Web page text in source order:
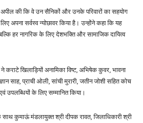
की कि वे उन सैनिकों और उनके परिवारों का सहयोग
अपना सर्वस्व न्योछावर किया है। उन्होंने कहा कि यह
हर नागरिक के लिए देशभक्ति और सामाजिक दायित्व
कराटे खिलाड़ियों अनामिका विष्ट, अभिषेक कुवर, भावना
साह, प्राची ओली, सांची मुरारी, जतीन जोशी सहित कोच
उपलब्धियों के लिए सम्मानित किया।
कुमाऊं मंडलायुक्त श्री दीपक रावत, जिलाधिकारी श्री